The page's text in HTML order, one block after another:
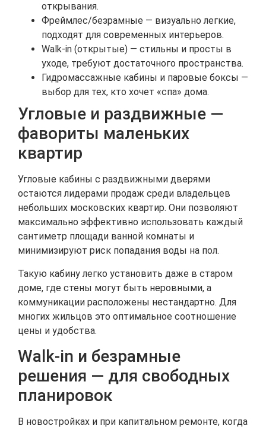
открывания.
Фреймлес/безрамные — визуально легкие,
подходят для современных интерьеров.
Walk-in (открытые) — стильны и просты в
уходе, требуют достаточного пространства.
Гидромассажные кабины и паровые боксы —
выбор для тех, кто хочет «спа» дома.
Угловые и раздвижные —
фавориты маленьких
квартир
Угловые кабины с раздвижными дверями
остаются лидерами продаж среди владельцев
небольших московских квартир. Они позволяют
максимально эффективно использовать каждый
сантиметр площади ванной комнаты и
минимизируют риск попадания воды на пол.
Такую кабину легко установить даже в старом
доме, где стены могут быть неровными, а
коммуникации расположены нестандартно. Для
многих жильцов это оптимальное соотношение
цены и удобства.
Walk-in и безрамные
решения — для свободных
планировок
В новостройках и при капитальном ремонте, когда